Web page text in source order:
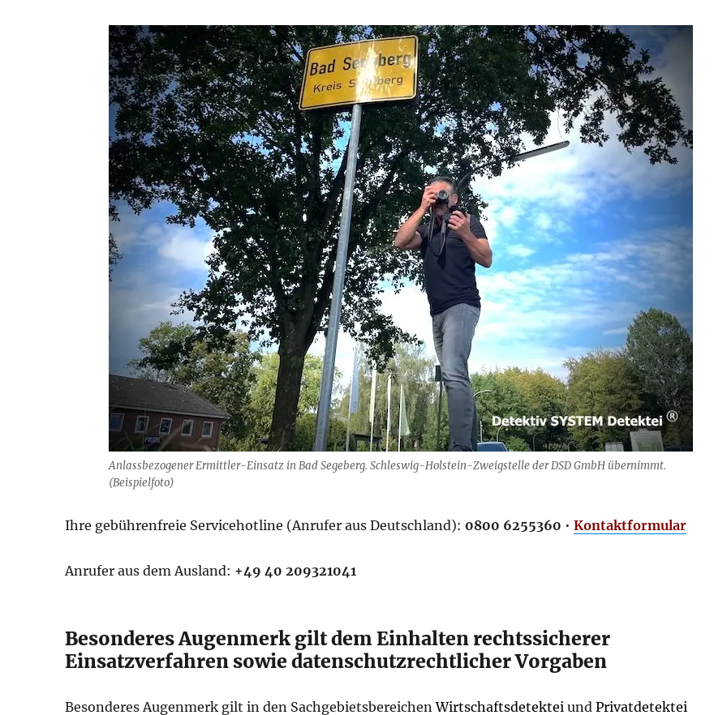
Anlassbezogener Ermittler-Einsatz in Bad Segeberg. Schleswig-Holstein-Zweigstelle der DSD GmbH übernimmt.
(Beispielfoto)
Ihre gebührenfreie Servicehotline (Anrufer aus Deutschland): 0800 6255360 •Kontaktformular
Anrufer aus dem Ausland: +49 40 209321041
Besonderes Augenmerk gilt dem Einhalten rechtssicherer
Einsatzverfahren sowie datenschutzrechtlicher Vorgaben
Besonderes Augenmerk gilt in den SachgebietsbereichenWirtschaftsdetektei undPrivatdetektei